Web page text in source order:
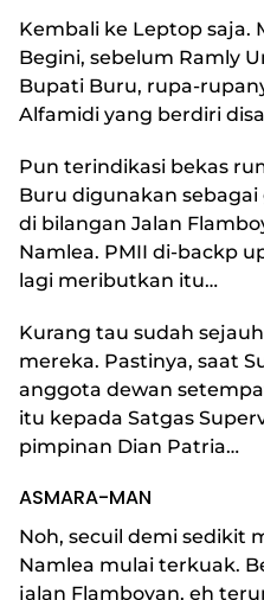
Kembali ke Leptop saja.
Begini, sebelum Ramly
Bupati Buru, rupa-
Alfamidi yang berdiri
Pun terindikasi bekas
Buru digunakan sebagai
di bilangan Jalan
Namlea. PMII di-backp
lagi meributkan itu…
Kurang tau sudah
mereka. Pastinya, saat
anggota dewan
itu kepada Satgas
pimpinan Dian Patria…
ASMARA-MAN
Noh, secuil demi sedikit
Namlea mulai terkuak.
jalan Flamboyan, eh